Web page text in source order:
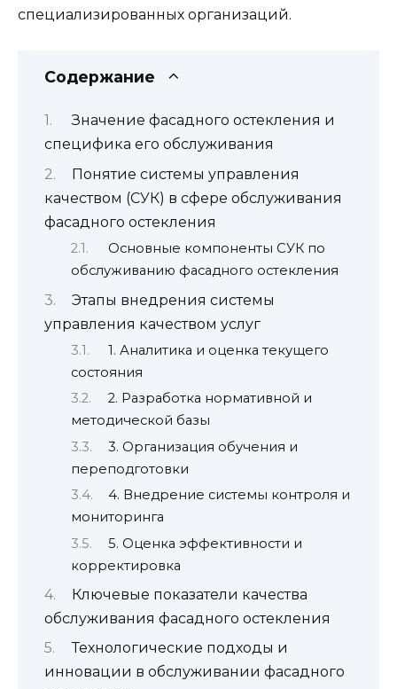
специализированных организаций.
Содержание
Значение фасадного остекления и
специфика его обслуживания
Понятие системы управления
качеством (СУК) в сфере обслуживания
фасадного остекления
Основные компоненты СУК по
обслуживанию фасадного остекления
Этапы внедрения системы
управления качеством услуг
1. Аналитика и оценка текущего
состояния
2. Разработка нормативной и
методической базы
3. Организация обучения и
переподготовки
4. Внедрение системы контроля и
мониторинга
5. Оценка эффективности и
корректировка
Ключевые показатели качества
обслуживания фасадного остекления
Технологические подходы и
инновации в обслуживании фасадного